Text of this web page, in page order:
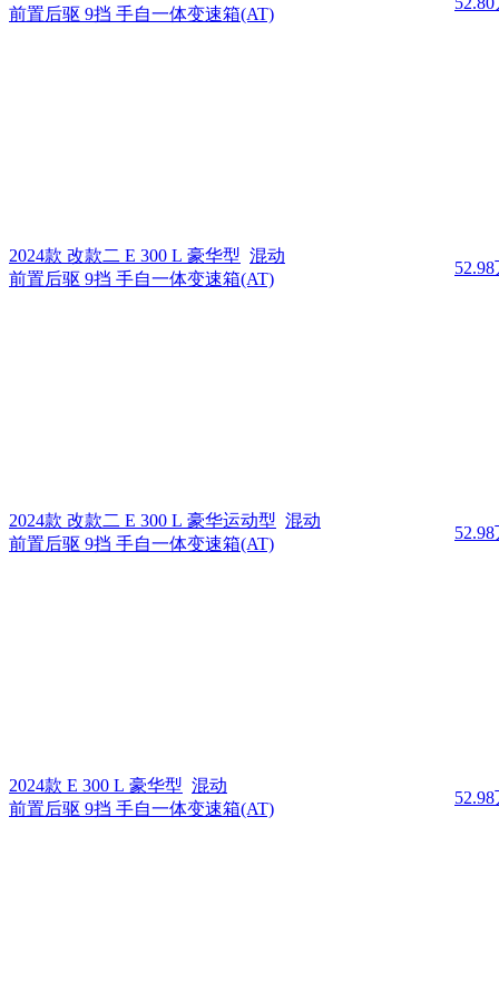
前置后驱 9挡 手自一体变速箱(AT)
2024款 改款二 E 300 L 豪华型 混动
前置后驱 9挡 手自一体变速箱(AT)
2024款 改款二 E 300 L 豪华运动型 混动
前置后驱 9挡 手自一体变速箱(AT)
2024款 E 300 L 豪华型 混动
前置后驱 9挡 手自一体变速箱(AT)